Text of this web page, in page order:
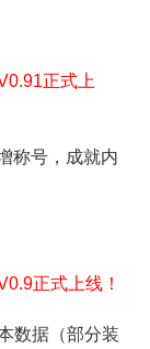
正式上
称号，成就内
正式上线！
数据（部分装